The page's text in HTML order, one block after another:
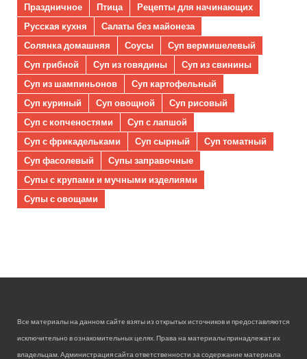
Праздничное
Птица
Рецепты для начинающих
Русская кухня
Салаты без майонеза
Солянка домашняя
Соусы
Суп вермишелевый
Суп грибной
Суп из говядины
Суп из свинины
Суп из шампиньонов
Суп картофельный
Суп куриный
Суп овощной
Суп рисовый
Суп с копченостями
Суп с лапшой
Суп с фрикадельками
Суп сырный
Суп томатный
Суп фасолевый
Супы заправочные
Супы с крупами и мучными изделиями
Супы с овощами
Все материалы на данном сайте взяты из открытых источников и предоставляются
исключительно в ознакомительных целях. Права на материалы принадлежат их
владельцам. Администрация сайта ответственности за содержание материала